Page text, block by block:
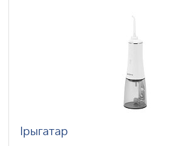
Ірыгатар